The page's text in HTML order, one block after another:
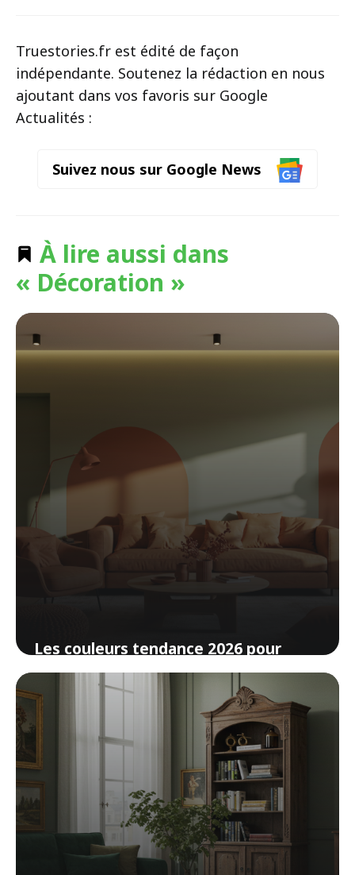
Truestories.fr est édité de façon
indépendante. Soutenez la rédaction en nous
ajoutant dans vos favoris sur Google
Actualités :
Suivez nous sur Google News
À lire aussi dans
« Décoration »
Les couleurs tendance 2026 pour
votre intérieur (et comment les
adopter)